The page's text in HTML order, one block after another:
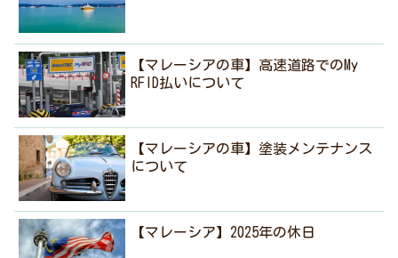
【マレーシアの車】高速道路でのMy
RFID払いについて
【マレーシアの車】塗装メンテナンス
について
【マレーシア】2025年の休日